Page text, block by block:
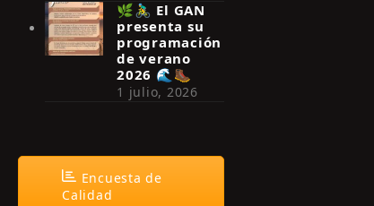
🌿🚴‍♂️ El GAN
presenta su
programación
de verano
2026 🌊🥾
1 julio, 2026
Encuesta de
Calidad